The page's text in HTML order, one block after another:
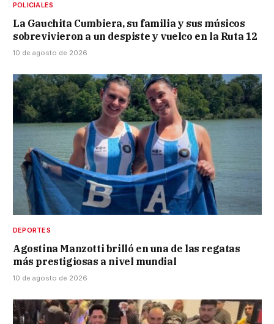
POLICIALES
La Gauchita Cumbiera, su familia y sus músicos
sobrevivieron a un despiste y vuelco en la Ruta 12
10 de agosto de 2026
DEPORTES
Agostina Manzotti brilló en una de las regatas
más prestigiosas a nivel mundial
10 de agosto de 2026